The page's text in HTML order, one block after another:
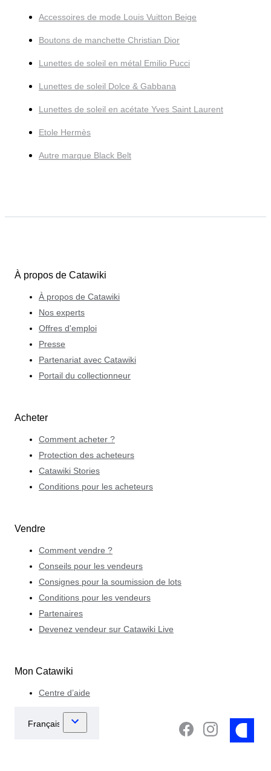
Accessoires de mode Louis Vuitton Beige
Boutons de manchette Christian Dior
Lunettes de soleil en métal Emilio Pucci
Lunettes de soleil Dolce & Gabbana
Lunettes de soleil en acétate Yves Saint Laurent
Etole Hermès
Autre marque Black Belt
À propos de Catawiki
À propos de Catawiki
Nos experts
Offres d'emploi
Presse
Partenariat avec Catawiki
Portail du collectionneur
Acheter
Comment acheter ?
Protection des acheteurs
Catawiki Stories
Conditions pour les acheteurs
Vendre
Comment vendre ?
Conseils pour les vendeurs
Consignes pour la soumission de lots
Conditions pour les vendeurs
Partenaires
Devenez vendeur sur Catawiki Live
Mon Catawiki
Centre d’aide